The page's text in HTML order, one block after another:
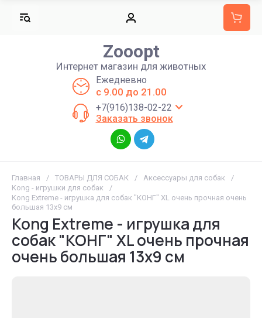
Zooopt
Интернет магазин для животных
Ежедневно
с 9.00 до 21.00
+7(916)138-02-22
Заказать звонок
Главная / ТОВАРЫ ДЛЯ СОБАК / Аксессуары для собак
/
Kong - игрушки для собак
/
Kong Extreme - игрушка для собак "КОНГ" XL очень прочная очень
большая 13х9 см
Kong Extreme - игрушка для
собак "КОНГ" XL очень прочная
очень большая 13х9 см